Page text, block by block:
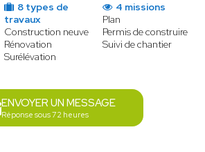
8 types de
travaux
Construction neuve
Rénovation
Surélévation
4 missions
Plan
Permis de construire
Suivi de chantier
ENVOYER UN MESSAGE
Réponse sous 72 heures